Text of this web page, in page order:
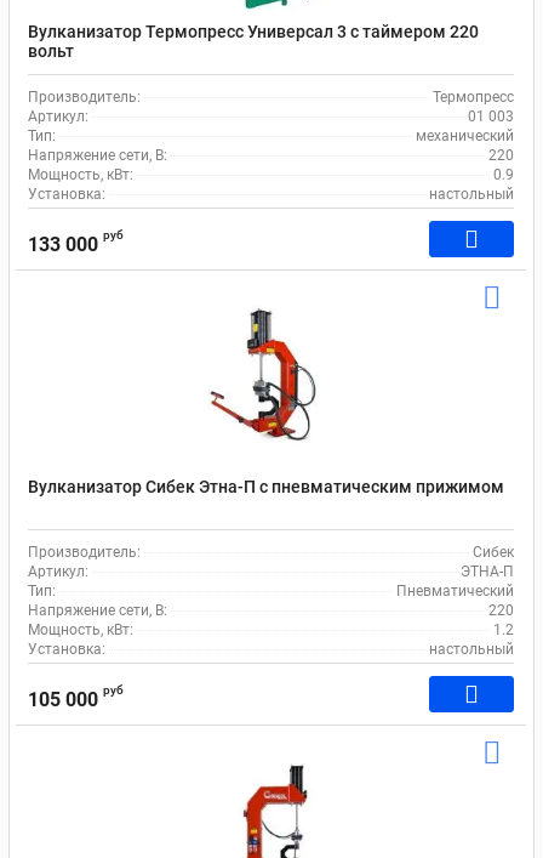
Вулканизатор Термопресс Универсал 3 с таймером 220
вольт
Производитель:
Термопресс
Артикул:
01 003
Тип:
механический
Напряжение сети, В:
220
Мощность, кВт:
0.9
Установка:
настольный
133 000 руб
Вулканизатор Сибек Этна-П с пневматическим прижимом
Производитель:
Сибек
Артикул:
ЭТНА-П
Тип:
Пневматический
Напряжение сети, В:
220
Мощность, кВт:
1.2
Установка:
настольный
105 000 руб